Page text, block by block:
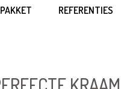
REFERENTIES